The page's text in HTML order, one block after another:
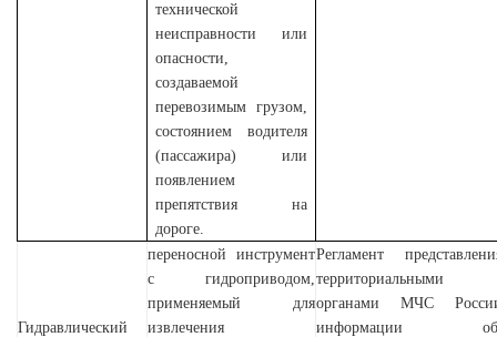
технической
неисправности или
опасности,
создаваемой
перевозимым грузом,
состоянием водителя
(пассажира) или
появлением
препятствия на
дороге.
Гидравлический
переносной инструмент
с гидроприводом,
применяемый для
извлечения
Регламент
территориальными
органами МЧС
информации